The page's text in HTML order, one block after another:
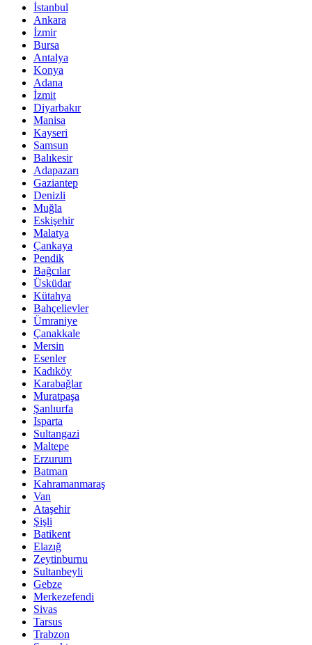
İstanbul
Ankara
İzmir
Bursa
Antalya
Konya
Adana
İzmit
Diyarbakır
Manisa
Kayseri
Samsun
Balıkesir
Adapazarı
Gaziantep
Denizli
Muğla
Eskişehir
Malatya
Çankaya
Pendik
Bağcılar
Üsküdar
Kütahya
Bahçelievler
Ümraniye
Çanakkale
Mersin
Esenler
Kadıköy
Karabağlar
Muratpaşa
Şanlıurfa
Isparta
Sultangazi
Maltepe
Erzurum
Batman
Kahramanmaraş
Van
Ataşehir
Şişli
Batikent
Elazığ
Zeytinburnu
Sultanbeyli
Gebze
Merkezefendi
Sivas
Tarsus
Trabzon